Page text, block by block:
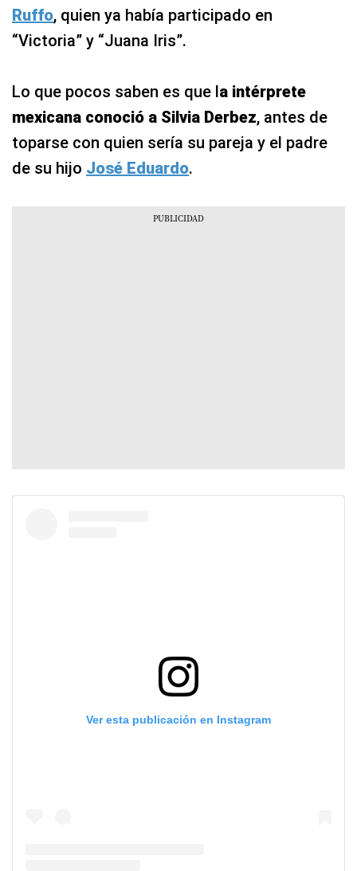
Ruffo, quien ya había participado en
“Victoria” y “Juana Iris”.
Lo que pocos saben es que la intérprete
mexicana conoció a Silvia Derbez, antes de
toparse con quien sería su pareja y el padre
de su hijo José Eduardo.
Ver esta publicación en Instagram